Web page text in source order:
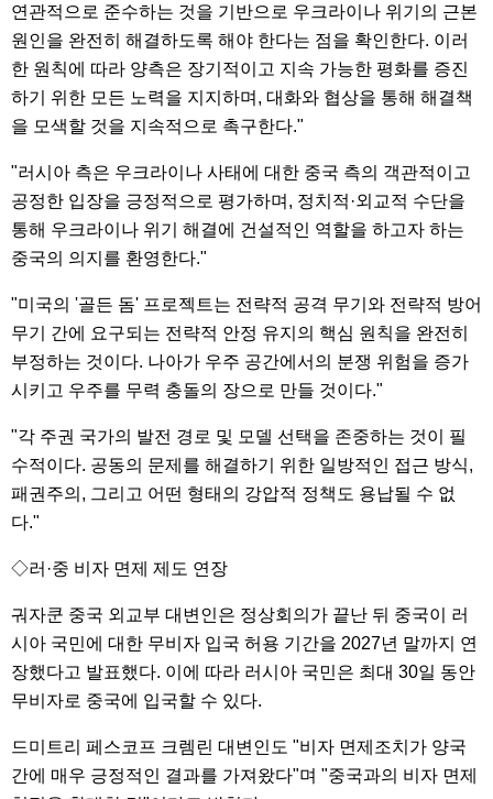
연관적으로 준수하는 것을 기반으로 우크라이나 위기의 근본
원인을 완전히 해결하도록 해야 한다는 점을 확인한다. 이러
한 원칙에 따라 양측은 장기적이고 지속 가능한 평화를 증진
하기 위한 모든 노력을 지지하며, 대화와 협상을 통해 해결책
을 모색할 것을 지속적으로 촉구한다."
"러시아 측은 우크라이나 사태에 대한 중국 측의 객관적이고
공정한 입장을 긍정적으로 평가하며, 정치적·외교적 수단을
통해 우크라이나 위기 해결에 건설적인 역할을 하고자 하는
중국의 의지를 환영한다."
"미국의 '골든 돔' 프로젝트는 전략적 공격 무기와 전략적 방어
무기 간에 요구되는 전략적 안정 유지의 핵심 원칙을 완전히
부정하는 것이다. 나아가 우주 공간에서의 분쟁 위험을 증가
시키고 우주를 무력 충돌의 장으로 만들 것이다."
"각 주권 국가의 발전 경로 및 모델 선택을 존중하는 것이 필
수적이다. 공동의 문제를 해결하기 위한 일방적인 접근 방식,
패권주의, 그리고 어떤 형태의 강압적 정책도 용납될 수 없
다."
◇러·중 비자 면제 제도 연장
궈자쿤 중국 외교부 대변인은 정상회의가 끝난 뒤 중국이 러
시아 국민에 대한 무비자 입국 허용 기간을 2027년 말까지 연
장했다고 발표했다. 이에 따라 러시아 국민은 최대 30일 동안
무비자로 중국에 입국할 수 있다.
드미트리 페스코프 크렘린 대변인도 "비자 면제조치가 양국
간에 매우 긍정적인 결과를 가져왔다"며 "중국과의 비자 면제